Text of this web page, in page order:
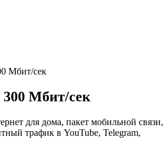
Мбит/сек
Мбит/сек
для дома, пакет мобильной связи,
трафик в YouTube, Telegram,